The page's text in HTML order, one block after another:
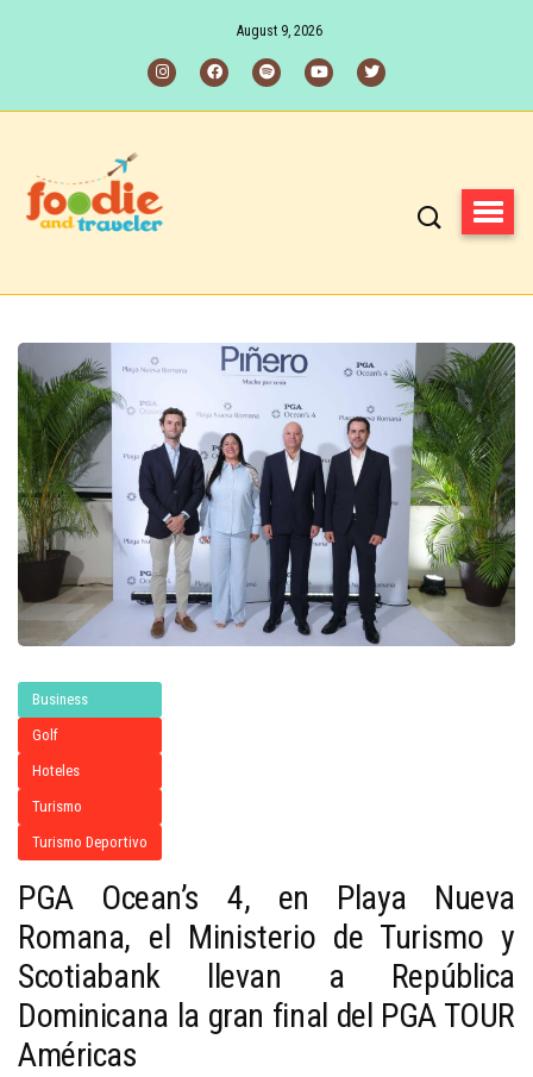
August 9, 2026
Business
Golf
Hoteles
Turismo
Turismo Deportivo
PGA Ocean’s 4, en Playa Nueva
Romana, el Ministerio de Turismo y
Scotiabank llevan a República
Dominicana la gran final del PGA TOUR
Américas